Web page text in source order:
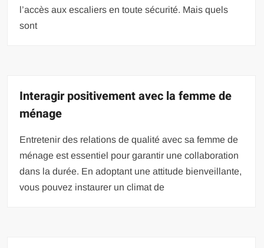
l’accès aux escaliers en toute sécurité. Mais quels
sont
Interagir positivement avec la femme de
ménage
Entretenir des relations de qualité avec sa femme de
ménage est essentiel pour garantir une collaboration
dans la durée. En adoptant une attitude bienveillante,
vous pouvez instaurer un climat de